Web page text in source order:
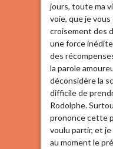
jours, toute ma
voie, que je
croisement des
une force inédite
des
la parole
déconsidère la
difficile de
Rodolphe.
prononce cette
voulu partir, et
au moment le